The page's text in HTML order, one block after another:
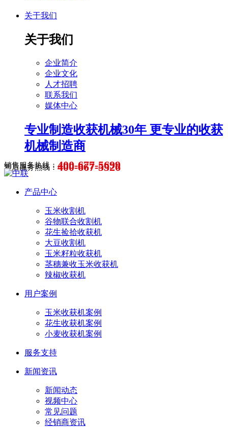
关于我们
关于我们
企业简介
企业文化
人才招聘
联系我们
媒体中心
专业制造收获机械30年 更专业的收获
机械制造商
销售服务热线： 400-677-5699
售后服务热线： 400-667-5526
产品中心
玉米收割机
谷物联合收割机
花生捡拾收获机
大豆收割机
玉米籽粒收获机
茎穗兼收玉米收获机
辣椒收获机
用户案例
玉米收获机案例
花生收获机案例
小麦收获机案例
服务支持
新闻资讯
新闻动态
视频中心
常见问题
经销商资讯